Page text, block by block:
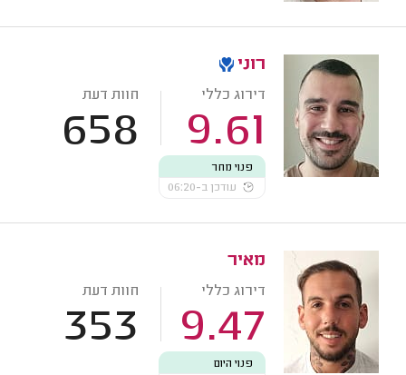
רוני
דירוג כללי
9.61
חוות דעת
658
פנוי מחר
עודכן ב-06:20
מאיר
דירוג כללי
9.47
חוות דעת
353
פנוי היום